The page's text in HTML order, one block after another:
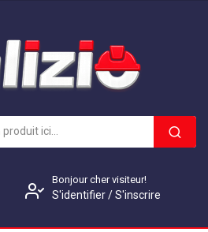
Bonjour cher visiteur!
S'identifier/ S'inscrire